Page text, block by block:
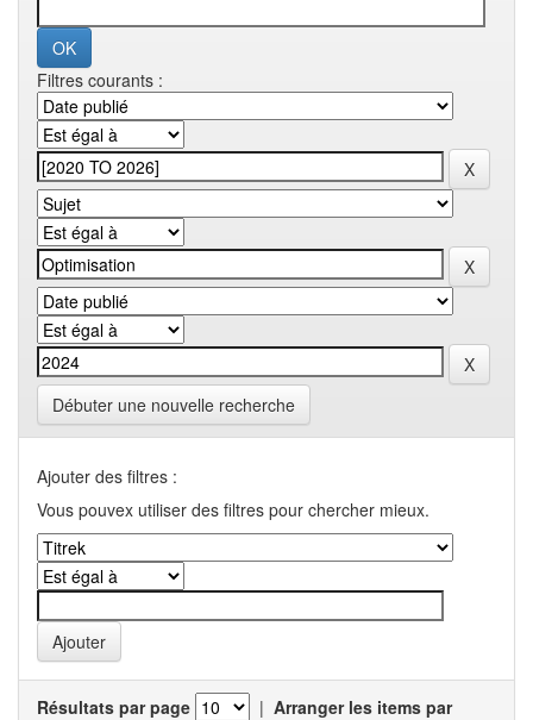
Filtres courants :
Débuter une nouvelle recherche
Ajouter des filtres :
Vous pouvex utiliser des filtres pour chercher mieux.
Résultats par page | Arranger les items par